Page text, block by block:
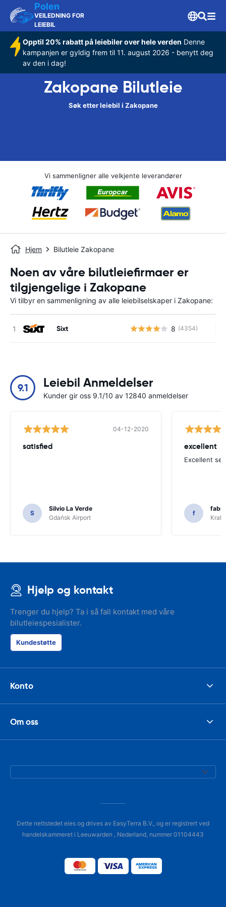
Polen
VEILEDNING FOR
LEIEBIL
Opptil 20% rabatt på leiebiler over hele verden Denne
kampanjen er gyldig frem til 11. august 2026 - benytt deg
av den i dag!
Zakopane Bilutleie
Søk etter leiebil i Zakopane
Vi sammenligner alle velkjente leverandører
Hjem Bilutleie Zakopane
Noen av våre bilutleiefirmaer er
tilgjengelige i Zakopane
Vi tilbyr en sammenligning av alle leiebilselskaper i Zakopane:
Sixt 8 (4354)
9.1 Leiebil Anmeldelser
Kunder gir oss 9.1/10 av 12840 anmeldelser
04-12-2020
satisfied
S
Silvio La Verde
Gdańsk Airport
excellent
Excellent
f
Hjelp og kontakt
Trenger du hjelp? Ta i så fall kontakt med våre
bilutleiespesialister.
Kundestøtte
Konto
Om oss
Dette nettstedet eies og drives av EasyTerra B.V., og er registrert ved
handelskammeret i Leeuwarden , Nederland, nummer 01104443